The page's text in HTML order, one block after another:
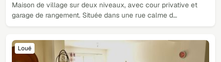
Maison de village sur deux niveaux, avec cour privative et
garage de rangement. Située dans une rue calme d…
Loué